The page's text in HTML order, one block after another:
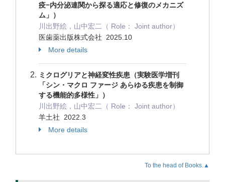
疫−内分泌連関から探る適応と修復のメカニズ
ム」）
川出野絵，山中宏二（ Role： Joint author）
医歯薬出版株式会社 2025.10
More details
ミクログリアと神経変性疾患（実験医学増刊
「シン・マクロ ファージ あらゆる疾患を制御
する機能的多様性」）
川出野絵，山中宏二（ Role： Joint author）
羊土社 2022.3
More details
To the head of Books.▲